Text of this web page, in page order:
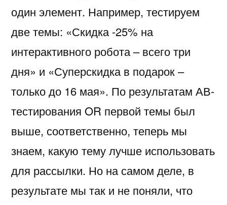
один элемент. Например, тестируем
две темы: «Скидка -25% на
интерактивного робота – всего три
дня» и «Суперскидка в подарок –
только до 16 мая». По результатам АВ-
тестирования OR первой темы был
выше, соответственно, теперь мы
знаем, какую тему лучше использовать
для рассылки. Но на самом деле, в
результате мы так и не поняли, что